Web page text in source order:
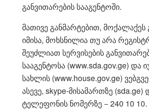
განვითარების სააგენტოში.
მათივე განმარტებით, მოქალაქეს
იმისა, მოხსნილია თუ არა
შეუძლიათ სერვისების
სააგენტოსა (www.sda.gov.ge) და
სახლის (www.house.gov.ge)
ასევე, skype-მისამართზე (sda.ge)
ტელეფონის ნომერზე − 240 10 10.